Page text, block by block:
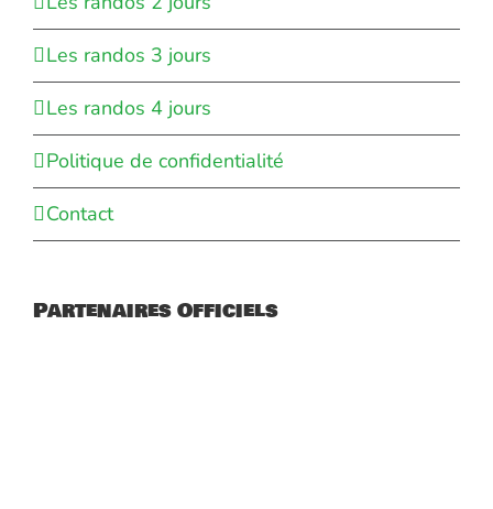
Les randos 3 jours
Les randos 4 jours
Politique de confidentialité
Contact
Partenaires Officiels